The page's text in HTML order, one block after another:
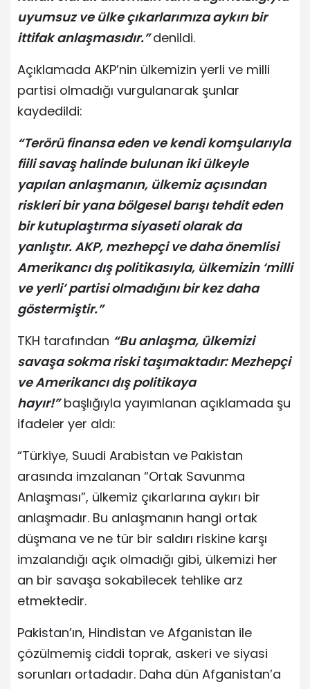
uyumsuz ve ülke çıkarlarımıza aykırı bir
ittifak anlaşmasıdır.” denildi.
Açıklamada AKP’nin ülkemizin yerli ve milli
partisi olmadığı vurgulanarak şunlar
kaydedildi:
“Terörü finansa eden ve kendi komşularıyla
fiili savaş halinde bulunan iki ülkeyle
yapılan anlaşmanın, ülkemiz açısından
riskleri bir yana bölgesel barışı tehdit eden
bir kutuplaştırma siyaseti olarak da
yanlıştır. AKP, mezhepçi ve daha önemlisi
Amerikancı dış politikasıyla, ülkemizin ‘milli
ve yerli’ partisi olmadığını bir kez daha
göstermiştir.”
TKH tarafından “Bu anlaşma, ülkemizi
savaşa sokma riski taşımaktadır: Mezhepçi
ve Amerikancı dış politikaya
hayır!”başlığıyla yayımlanan açıklamada şu
ifadeler yer aldı:
“Türkiye, Suudi Arabistan ve Pakistan
arasında imzalanan “Ortak Savunma
Anlaşması”, ülkemiz çıkarlarına aykırı bir
anlaşmadır. Bu anlaşmanın hangi ortak
düşmana ve ne tür bir saldırı riskine karşı
imzalandığı açık olmadığı gibi, ülkemizi her
an bir savaşa sokabilecek tehlike arz
etmektedir.
Pakistan’ın, Hindistan ve Afganistan ile
çözülmemiş ciddi toprak, askeri ve siyasi
sorunları ortadadır. Daha dün Afganistan’a